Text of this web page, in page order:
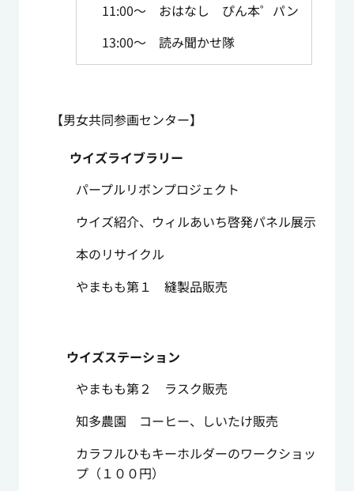
11:00～ おはなし ぴん本゜パン
13:00～ 読み聞かせ隊
【男女共同参画センター】
ウイズライブラリー
パープルリボンプロジェクト
ウイズ紹介、ウィルあいち啓発パネル展示
本のリサイクル
やまもも第１ 縫製品販売
ウイズステーション
やまもも第２ ラスク販売
知多農園 コーヒー、しいたけ販売
カラフルひもキーホルダーのワークショッ
プ（１００円）